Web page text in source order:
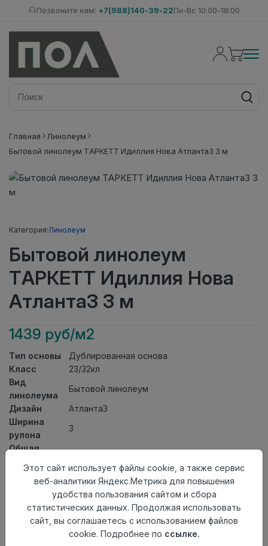
Позвоните нам: +7(988)140-39-22Пн-Вс 10:00-18:00
Главная
Линолеум
Бытовой линолеум ТАРКЕТТ Идиллия Нова Атланта3 3 м
Категория:Линолеум
Бытовой линолеум
ТАРКЕТТ Идиллия Нова
Атланта3 3 м
1439 руб/м2
Тип основы
Дублированная основа
Класс
23/32кл
Вид
линолеума
Бытовой линолеум
Дизайн
Атланта3
Ширина
рулона
3
Общая
Толщина
защитного
0,50мм
АктуальностьАктуален
Страна
происхождения
Россия
Этот сайт использует файлы cookie, а также сервис
веб-аналитики Яндекс.Метрика для повышения
удобства пользования сайтом и сбора
статистических данных. Продолжая использовать
сайт, вы соглашаетесь с использованием файлов
cookie. Подробнее по ссылке.